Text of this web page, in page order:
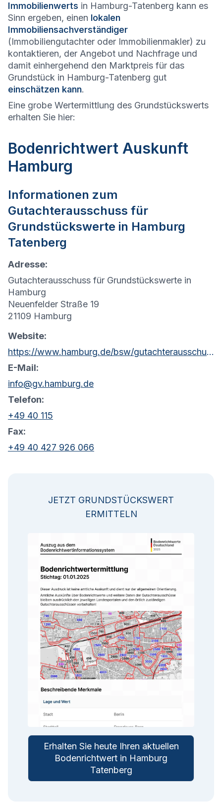
Immobilienwerts in Hamburg-Tatenberg kann es
Sinn ergeben, einen lokalen
Immobiliensachverständiger
(Immobiliengutachter oder Immobilienmakler) zu
kontaktieren, der Angebot und Nachfrage und
damit einhergehend den Marktpreis für das
Grundstück in Hamburg-Tatenberg gut
einschätzen kann.
Eine grobe Wertermittlung des Grundstückswerts
erhalten Sie hier:
Bodenrichtwert Auskunft
Hamburg
Informationen zum
Gutachterausschuss für
Grundstückswerte in Hamburg
Tatenberg
Adresse:
Gutachterausschuss für Grundstückswerte in
Hamburg
Neuenfelder Straße 19
21109 Hamburg
Website:
https://www.hamburg.de/bsw/gutachterausschuss
E-Mail:
info@gv.hamburg.de
Telefon:
+49 40 115
Fax:
+49 40 427 926 066
JETZT GRUNDSTÜCKSWERT
ERMITTELN
Erhalten Sie heute Ihren aktuellen
Bodenrichtwert in Hamburg
Tatenberg